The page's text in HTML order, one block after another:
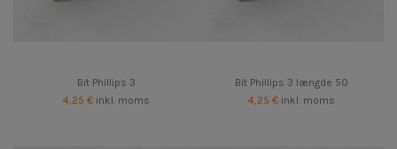
Bit Phillips 3
4,25 € inkl. moms
Bit Phillips 3 længde 50
4,25 € inkl. moms